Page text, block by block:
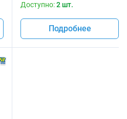
Доступно:2 шт.
Подробнее